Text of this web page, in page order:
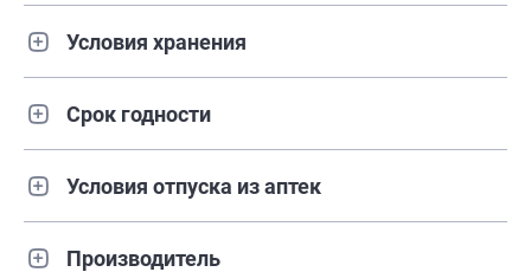
Условия хранения
Срок годности
Условия отпуска из аптек
Производитель